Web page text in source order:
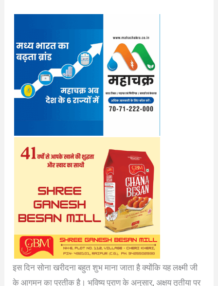
इस दिन सोना खरीदना बहुत शुभ माना जाता है क्योंकि यह लक्ष्मी जी
के आगमन का प्रतीक है। भविष्य पुराण के अनुसार, अक्षय तृतीया पर